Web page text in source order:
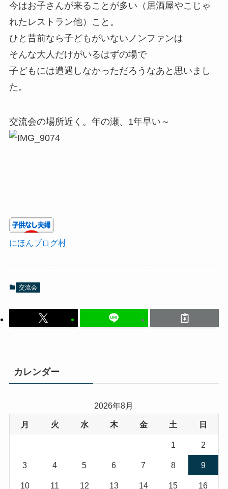
今はお子さんが来ることが多い（居酒屋やこじゃ
れたレストラン他）こと。
ひと昔前なら子どもがいないノンファンは
そんな大人だけがいるはずの場で
子どもには遭遇しなかっただろうなあと思いまし
た。
交流会の場所近く。年の瀬、1年早い～
にほんブログ村
交流会
カレンダー
2026年8月
月 火 水 木 金 土 日
1 2
3 4 5 6 7 8 9
10 11 12 13 14 15 16